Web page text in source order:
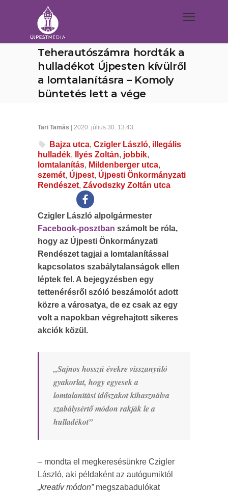
Teherautószámra hordták a
hulladékot Újpesten kívülről
a lomtalanításra – Komoly
büntetés lett a vége
Tari Tamás | 2020. július 30. 13:43
Bajza utca, Czigler László, illegális
hulladék, Ilyés Zoltán, jobbik,
lomtalanítás, Mildenberger utca,
szemét, Újpest, Újpesti Önkormányzati
Rendészet, Závodszky Zoltán utca
Czigler László alpolgármester
Facebook-posztban számolt be róla,
hogy az Újpesti Önkormányzati
Rendészet tagjai a lomtalanítással
kapcsolatos szabálytalanságok ellen
léptek fel. A bejegyzésben egy
tettenérésről szóló beszámolót adott
közre a városatya, de ez csak az egy
volt a napokban végrehajtott sikeres
akciók közül.
„Sajnos hosszú évekre visszanyúló
gyakorlat, hogy egyesek a
lomtalanítási időszakot kihasználva
szabálysértő módon rakják le a
hulladékot”
– mondta el megkeresésünkre Czigler
László, aki példaként az autógumiktól
„kreatív módon”megszabadulókat